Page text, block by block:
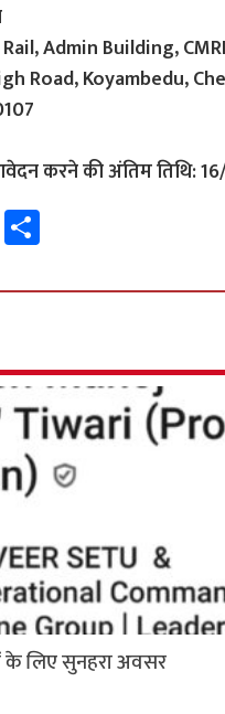
Admin Building,
Road, Koyambedu,
करने की अंतिम तिथि:
W
h
ar
लिए सुनहरा अवसर